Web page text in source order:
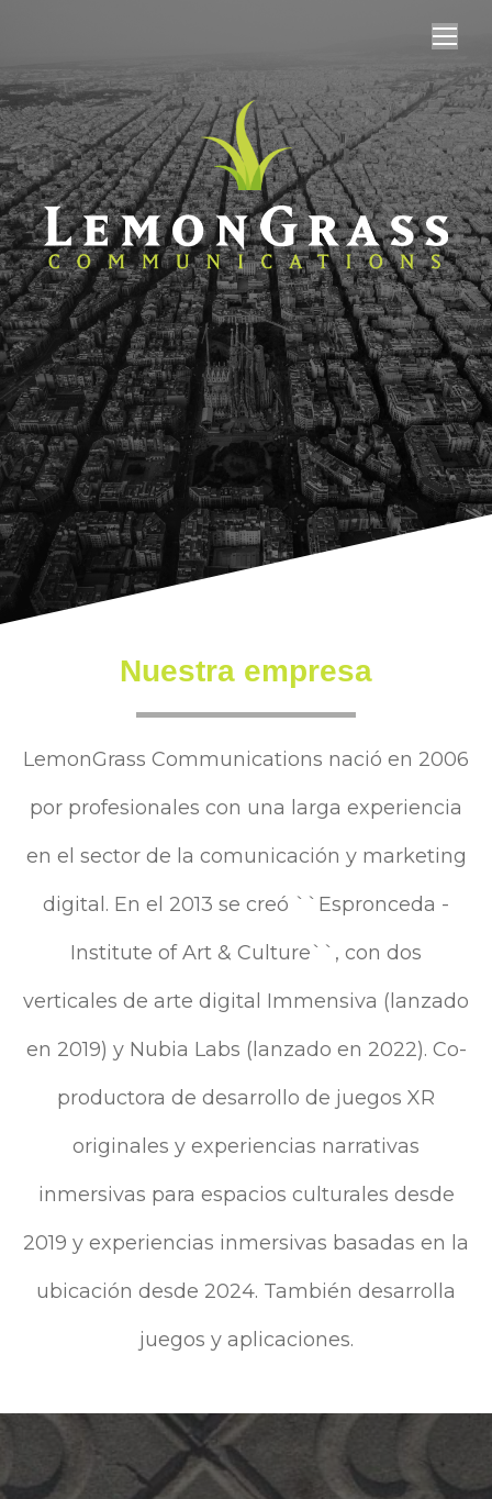
Nuestra empresa
LemonGrass Communications nació en 2006
por profesionales con una larga experiencia
en el sector de la comunicación y marketing
digital. En el 2013 se creó ``Espronceda -
Institute of Art & Culture``, con dos
verticales de arte digital Immensiva (lanzado
en 2019) y Nubia Labs (lanzado en 2022). Co-
productora de desarrollo de juegos XR
originales y experiencias narrativas
inmersivas para espacios culturales desde
2019 y experiencias inmersivas basadas en la
ubicación desde 2024. También desarrolla
juegos y aplicaciones.